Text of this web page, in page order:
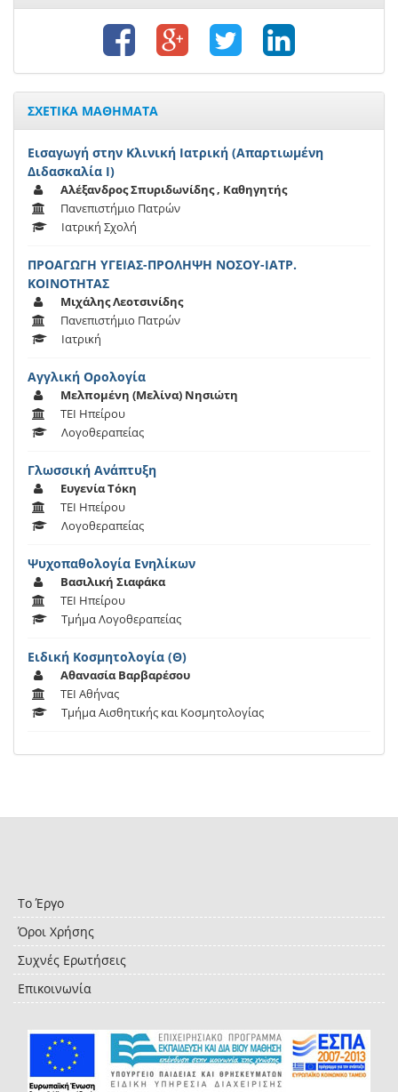
ΣΧΕΤΙΚΑ ΜΑΘΗΜΑΤΑ
Εισαγωγή στην Κλινική Ιατρική (Απαρτιωμένη
Διδασκαλία Ι)
Αλέξανδρος Σπυριδωνίδης , Καθηγητής
Πανεπιστήμιο Πατρών
Ιατρική Σχολή
ΠΡΟΑΓΩΓΗ ΥΓΕΙΑΣ-ΠΡΟΛΗΨΗ ΝΟΣΟΥ-ΙΑΤΡ.
ΚΟΙΝΟΤΗΤΑΣ
Μιχάλης Λεοτσινίδης
Πανεπιστήμιο Πατρών
Ιατρική
Αγγλική Ορολογία
Μελπομένη (Μελίνα) Νησιώτη
ΤΕΙ Ηπείρου
Λογοθεραπείας
Γλωσσική Ανάπτυξη
Ευγενία Τόκη
ΤΕΙ Ηπείρου
Λογοθεραπείας
Ψυχοπαθολογία Ενηλίκων
Βασιλική Σιαφάκα
ΤΕΙ Ηπείρου
Τμήμα Λογοθεραπείας
Ειδική Κοσμητολογία (Θ)
Αθανασία Βαρβαρέσου
ΤΕΙ Αθήνας
Τμήμα Αισθητικής και Κοσμητολογίας
Το Έργο
Όροι Χρήσης
Συχνές Ερωτήσεις
Επικοινωνία